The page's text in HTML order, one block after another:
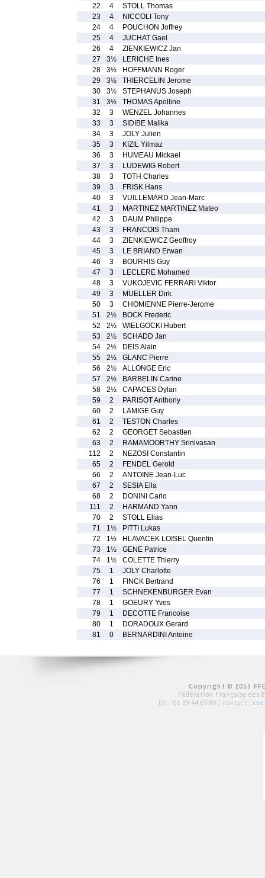
22
4
STOLL Thomas
23
4
NICCOLI Tony
24
4
POUCHON Joffrey
25
4
JUCHAT Gael
26
4
ZIENKIEWICZ Jan
27
3½
LERICHE Ines
28
3½
HOFFMANN Roger
29
3½
THIERCELIN Jerome
30
3½
STEPHANUS Joseph
31
3½
THOMAS Apolline
32
3
WENZEL Johannes
33
3
SIDIBE Malika
34
3
JOLY Julien
35
3
KIZIL Yilmaz
36
3
HUMEAU Mickael
37
3
LUDEWIG Robert
38
3
TOTH Charles
39
3
FRISK Hans
40
3
VUILLEMARD Jean-Marc
41
3
MARTINEZ MARTINEZ Mateo
42
3
DAUM Philippe
43
3
FRANCOIS Tham
44
3
ZIENKIEWICZ Geoffroy
45
3
LE BRIAND Erwan
46
3
BOURHIS Guy
47
3
LECLERE Mohamed
48
3
VUKOJEVIC FERRARI Viktor
49
3
MUELLER Dirk
50
3
CHOMIENNE Pierre-Jerome
51
2½
BOCK Frederic
52
2½
WIELGOCKI Hubert
53
2½
SCHADD Jan
54
2½
DEIS Alain
55
2½
GLANC Pierre
56
2½
ALLONGE Eric
57
2½
BARBELIN Carine
58
2½
CAPACES Dylan
59
2
PARISOT Anthony
60
2
LAMIGE Guy
61
2
TESTON Charles
62
2
GEORGET Sebastien
63
2
RAMAMOORTHY Srinivasan
112
2
NEZOSI Constantin
65
2
FENDEL Gerold
66
2
ANTOINE Jean-Luc
67
2
SESIA Ella
68
2
DONINI Carlo
111
2
HARMAND Yann
70
2
STOLL Elias
71
1½
PITTI Lukas
72
1½
HLAVACEK LOISEL Quentin
73
1½
GENE Patrice
74
1½
COLETTE Thierry
75
1
JOLY Charlotte
76
1
FINCK Bertrand
77
1
SCHNEKENBURGER Evan
78
1
GOEURY Yves
79
1
DECOTTE Francoise
80
1
DORADOUX Gerard
81
0 BERNARDINI Antoine
Copyright © 2015
Fédération Française des
tél : 01 39 44 65 80 | contact :